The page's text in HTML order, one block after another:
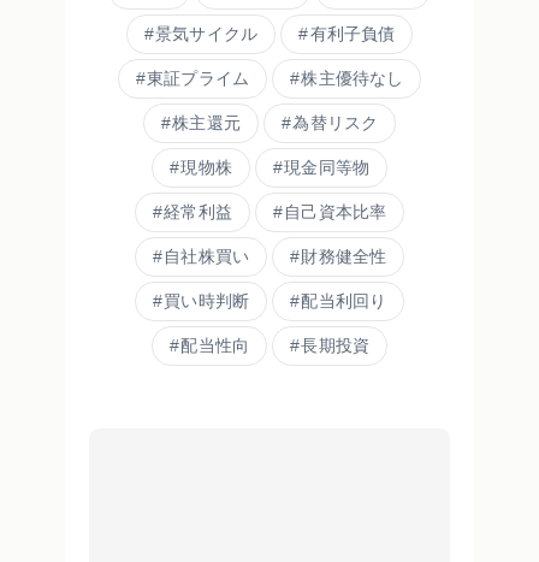
景気サイクル 有利子負債
東証プライム 株主優待なし
株主還元 為替リスク
現物株 現金同等物
経常利益 自己資本比率
自社株買い 財務健全性
買い時判断 配当利回り
配当性向 長期投資